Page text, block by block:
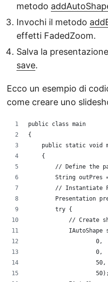
metodo
Invochi il metodo
effetti FadedZoom.
Salva la
save.
Ecco un esempio di
come creare uno
public class main
{
public static void
    {
// Define the
String outPres
// Instantiate
Presentation
        try {
// Create
IAutoShape
                    0,
                    0,
                    50,
                    50);